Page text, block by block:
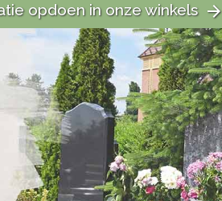
opdoen in onze winkels arrow_forward